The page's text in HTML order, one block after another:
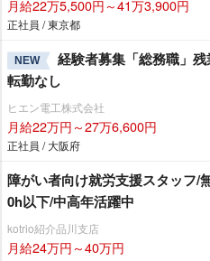
月給22万5,500円～41万3,900円
正社員 / 東京都
NEW
経験者募集「総務職」
転勤なし
ヒエン電工株式会社
月給22万円～27万6,600円
正社員 / 大阪府
障がい者向け就労支援スタッフ/
0h以下/中高年活躍中
kotrio紹介品川支店
月給24万円～40万円